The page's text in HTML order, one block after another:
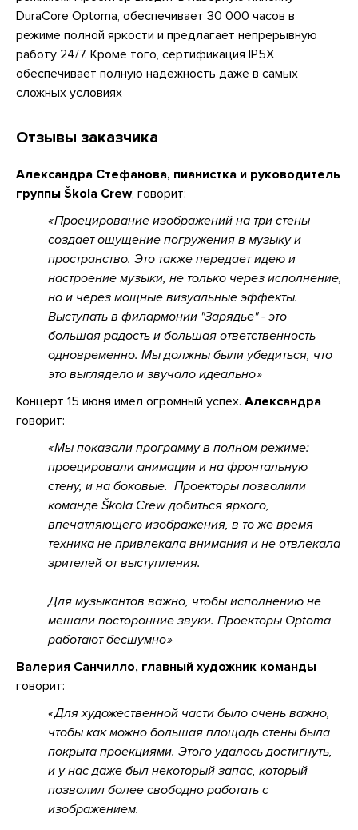
DuraCore Optoma, обеспечивает 30 000 часов в
режиме полной яркости и предлагает непрерывную
работу 24/7. Кроме того, сертификация IP5X
обеспечивает полную надежность даже в самых
сложных условиях
Отзывы заказчика
Александра Стефанова, пианистка и руководитель
группы Škola Crew, говорит:
Проецирование изображений на три стены
создает ощущение погружения в музыку и
пространство. Это также передает идею и
настроение музыки, не только через исполнение,
но и через мощные визуальные эффекты.
Выступать в филармонии "Зарядье" - это
большая радость и большая ответственность
одновременно. Мы должны были убедиться, что
это выглядело и звучало идеально
Концерт 15 июня имел огромный успех. Александра
говорит:
Мы показали программу в полном режиме:
проецировали анимации и на фронтальную
стену, и на боковые. Проекторы позволили
команде Škola Crew добиться яркого,
впечатляющего изображения, в то же время
техника не привлекала внимания и не отвлекала
зрителей от выступления.
Для музыкантов важно, чтобы исполнению не
мешали посторонние звуки. Проекторы Optoma
работают бесшумно
Валерия Санчилло, главный художник команды
говорит:
Для художественной части было очень важно,
чтобы как можно большая площадь стены была
покрыта проекциями. Этого удалось достигнуть,
и у нас даже был некоторый запас, который
позволил более свободно работать с
изображением.